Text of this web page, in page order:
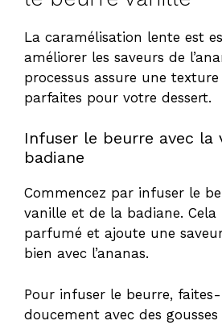
La caramélisation lente est
améliorer les saveurs de
processus assure une
parfaites pour votre dessert.
Infuser le beurre avec la
badiane
Commencez par infuser le
vanille et de la badiane.
parfumé et ajoute une
bien avec l’ananas.
Pour infuser le beurre,
doucement avec des